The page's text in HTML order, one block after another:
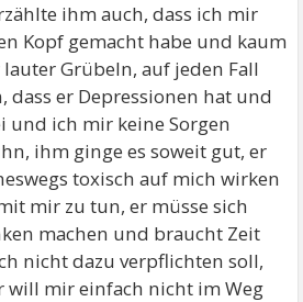
ihm auch, dass ich mir
Kopf gemacht habe und kaum
Grübeln, auf jeden Fall
dass er Depressionen hat und
und ich mir keine Sorgen
ihm ginge es soweit gut, er
toxisch auf mich wirken
mir zu tun, er müsse sich
machen und braucht Zeit
nicht dazu verpflichten soll,
will mir einfach nicht im Weg